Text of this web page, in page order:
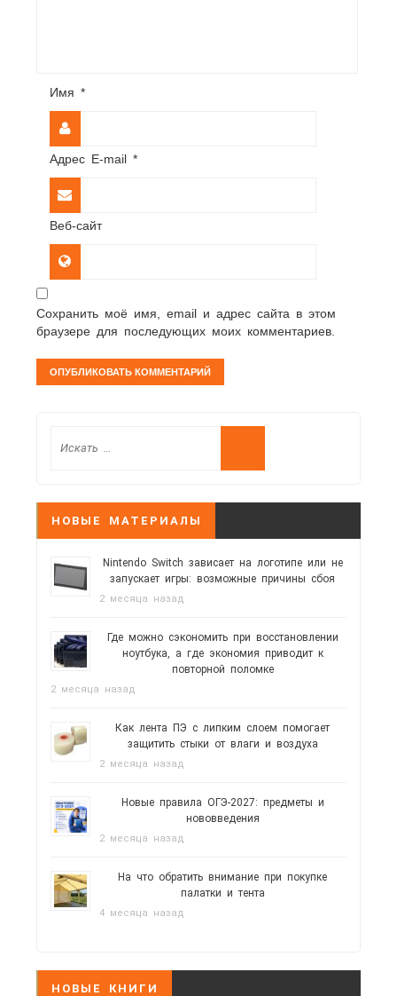
Имя *
Адрес E-mail *
Веб-сайт
Сохранить моё имя, email и адрес сайта в этом
браузере для последующих моих комментариев.
НОВЫЕ МАТЕРИАЛЫ
Nintendo Switch зависает на логотипе или не
запускает игры: возможные причины сбоя
2 месяца назад
Где можно сэкономить при восстановлении
ноутбука, а где экономия приводит к
повторной поломке
2 месяца назад
Как лента ПЭ с липким слоем помогает
защитить стыки от влаги и воздуха
2 месяца назад
Новые правила ОГЭ-2027: предметы и
нововведения
2 месяца назад
На что обратить внимание при покупке
палатки и тента
4 месяца назад
НОВЫЕ КНИГИ